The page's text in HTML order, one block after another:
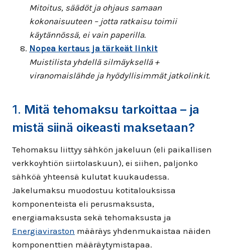
Mitoitus, säädöt ja ohjaus samaan
kokonaisuuteen – jotta ratkaisu toimii
käytännössä, ei vain paperilla.
Nopea kertaus ja tärkeät linkit
Muistilista yhdellä silmäyksellä +
viranomaislähde ja hyödyllisimmät jatkolinkit.
1. Mitä tehomaksu tarkoittaa – ja
mistä siinä oikeasti maksetaan?
Tehomaksu liittyy sähkön jakeluun (eli paikallisen
verkkoyhtiön siirtolaskuun), ei siihen, paljonko
sähköä yhteensä kulutat kuukaudessa.
Jakelumaksu muodostuu kotitalouksissa
komponenteista eli perusmaksusta,
energiamaksusta sekä tehomaksusta ja
Energiaviraston määräys yhdenmukaistaa näiden
komponenttien määräytymistapaa.